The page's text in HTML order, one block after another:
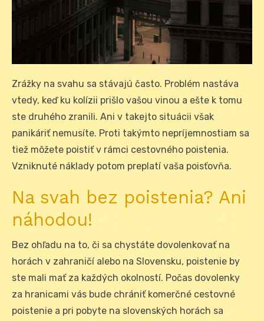
Zrážky na svahu sa stávajú často. Problém nastáva
vtedy, keď ku kolízii prišlo vašou vinou a ešte k tomu
ste druhého zranili. Ani v takejto situácii však
panikáriť nemusíte. Proti takýmto nepríjemnostiam sa
tiež môžete poistiť v rámci cestovného poistenia.
Vzniknuté náklady potom preplatí vaša poisťovňa.
Na svah bez poistenia? Ani
náhodou!
Bez ohľadu na to, či sa chystáte dovolenkovať na
horách v zahraničí alebo na Slovensku, poistenie by
ste mali mať za každých okolností. Počas dovolenky
za hranicami vás bude chrániť komerčné cestovné
poistenie a pri pobyte na slovenských horách sa